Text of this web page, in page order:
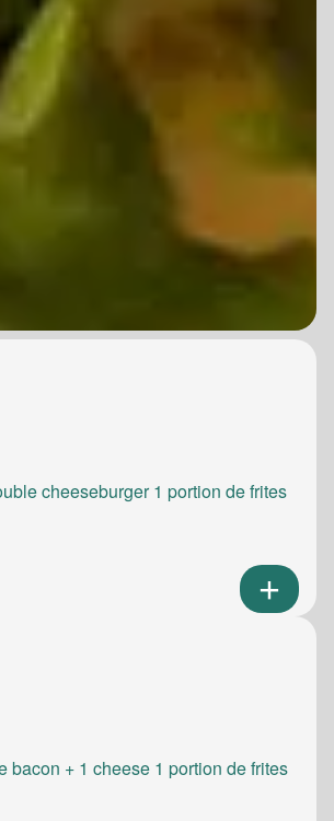
cheeseburger 1 portion de frites
bacon + 1 cheese 1 portion de frites